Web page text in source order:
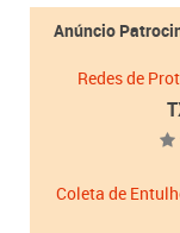
Anúncio
Redes de
Coleta de